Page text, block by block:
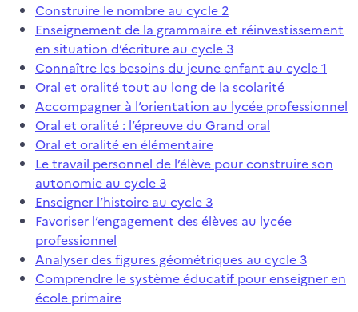
Construire le nombre au cycle 2
Enseignement de la grammaire et réinvestissement
en situation d’écriture au cycle 3
Connaître les besoins du jeune enfant au cycle 1
Oral et oralité tout au long de la scolarité
Accompagner à l’orientation au lycée professionnel
Oral et oralité : l’épreuve du Grand oral
Oral et oralité en élémentaire
Le travail personnel de l’élève pour construire son
autonomie au cycle 3
Enseigner l’histoire au cycle 3
Favoriser l’engagement des élèves au lycée
professionnel
Analyser des figures géométriques au cycle 3
Comprendre le système éducatif pour enseigner en
école primaire